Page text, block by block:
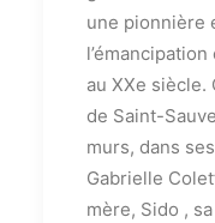
une pionnière
au XXe siècle.
de Saint-
murs, dans
Gabrielle
mère, Sido ,